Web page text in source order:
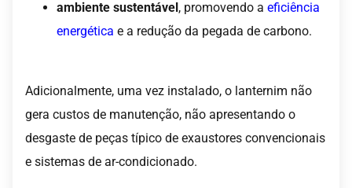
ambiente sustentável, promovendo a eficiência
energética e a redução da pegada de carbono.
Adicionalmente, uma vez instalado, o lanternim não
gera custos de manutenção, não apresentando o
desgaste de peças típico de exaustores convencionais
e sistemas de ar-condicionado.